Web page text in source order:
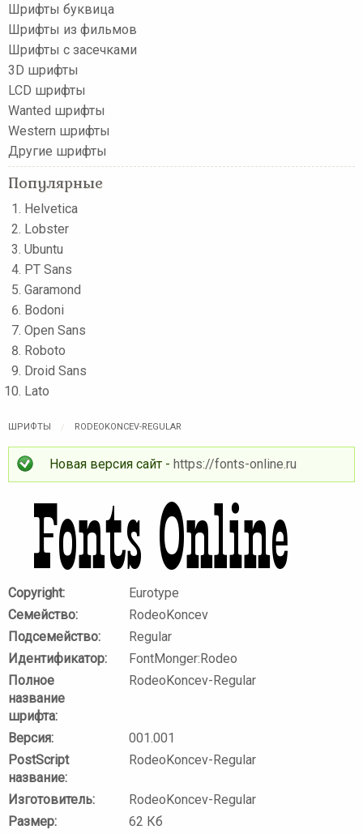
ШРИФТЫ RODEOKONCEV-REGULAR
Новая версия сайт - https://fonts-online.ru
Copyright:
Eurotype
Семейство:
RodeoKoncev
Подсемейство:
Regular
Идентификатор:
FontMonger:Rodeo
Полное
название
шрифта:
RodeoKoncev-Regular
Версия:
001.001
PostScript
название:
RodeoKoncev-Regular
Изготовитель:
RodeoKoncev-Regular
Размер:
62 Кб
Шрифты буквица
Шрифты из фильмов
Шрифты с засечками
3D шрифты
LCD шрифты
Wanted шрифты
Western шрифты
Другие шрифты
Популярные
Helvetica
Lobster
Ubuntu
PT Sans
Garamond
Bodoni
Open Sans
Roboto
Droid Sans
Lato